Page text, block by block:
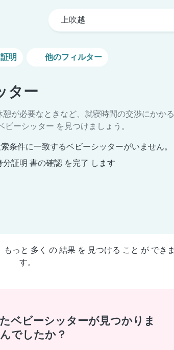
上吹越
証明 他のフィルター
ター
が必要なときなど、就寝時間の交渉にかかる
ーシッター を見つけましょう。
条件に一致するベビーシッターがいません。
証明 書の確認 を完了 します
っと 多く の 結果 を 見つける こと が できま
す。
ベビーシッターが見つかりま
でしたか？